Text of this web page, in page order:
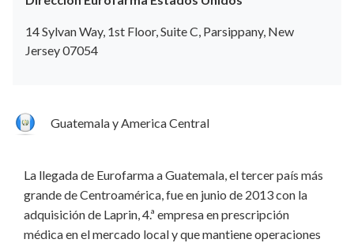
14 Sylvan Way, 1st Floor, Suite C, Parsippany, New
Jersey 07054
Guatemala y America Central
La llegada de Eurofarma a Guatemala, el tercer país más
grande de Centroamérica, fue en junio de 2013 con la
adquisición de Laprin, 4.ª empresa en prescripción
médica en el mercado local y que mantiene operaciones